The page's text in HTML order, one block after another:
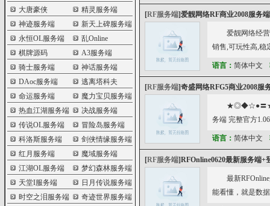
大唐豪侠
精灵服务端
神迹服务端
新天上碑服务端
永恒OL服务端
乱Online
棋牌源码
A3服务端
骑士服务端
神话服务端
DAoc服务端
逃离塔科夫
命运服务端
魔力宝贝服务端
热血江湖服务端
决战服务端
传说OL服务端
冒险岛服务端
科洛斯服务端
剑侠情缘服务端
红月服务端
魔域服务端
江湖OL服务端
梦幻森林服务端
天堂I服务端
日月传说服务端
时空之泪服务端
奇迹世界服务端
[RF服务端]爱靓网络RF商业2008服务端
爱靓网络经
销售,可玩性高,稳
语言： 简体中文
[RF服务端]奇盛网络RFG5商业2008服
★◎◆☆●〓
务端 完整官方
语言： 简体中文
[RF服务端]RFOnline0620最新服务端+
最新
能看懂，就是数